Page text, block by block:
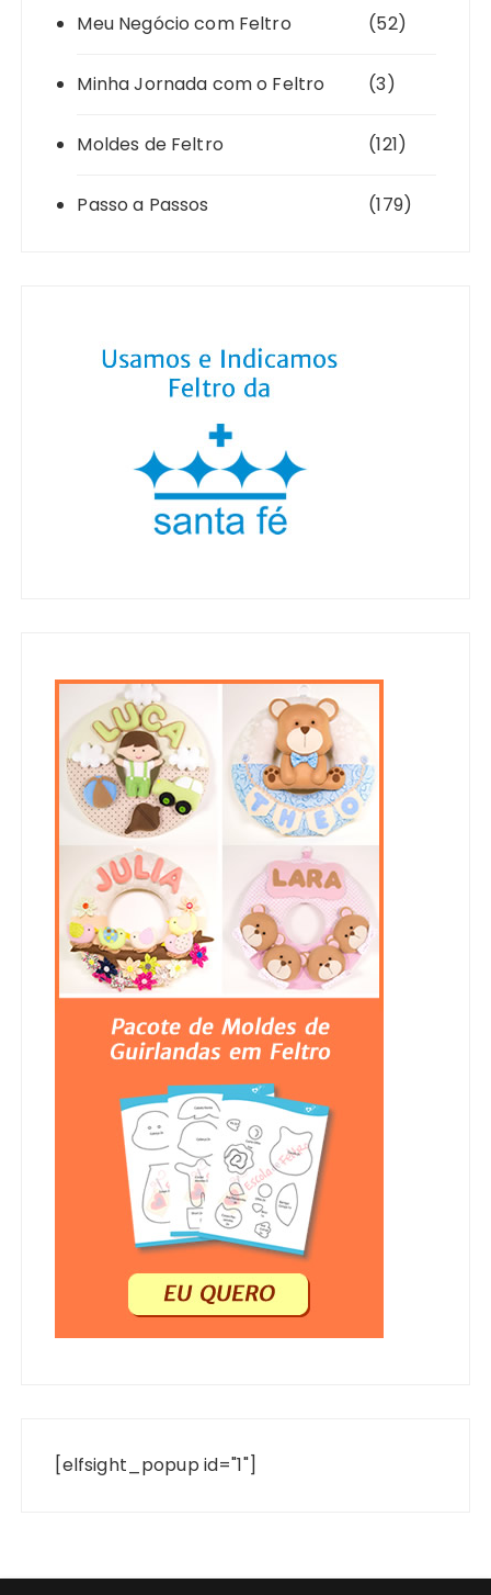
Meu Negócio com Feltro (52)
Minha Jornada com o Feltro (3)
Moldes de Feltro (121)
Passo a Passos (179)
[elfsight_popup id="1"]